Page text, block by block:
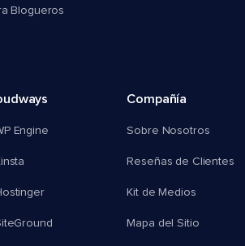
Blogueros
Engine
Compañía
Sobre Nosotros
Reseñas de Clientes
Kit de Medios
Mapa del Sitio